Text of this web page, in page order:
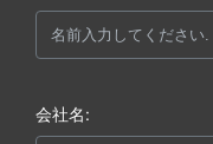
会社名: